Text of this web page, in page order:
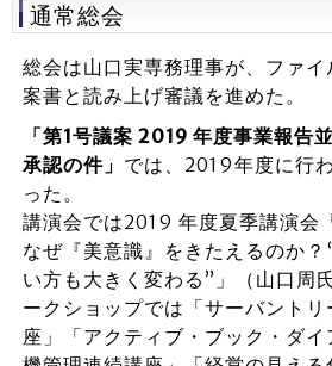
通常総会
総会は山口実専務理事が、ファ
案書と読み上げ審議を進めた。
「第1号議案 2019 年度事業報告
承認の件」 では、2019年度に行
った。
講演会では2019 年度夏季講演会
なぜ『美意識』をきたえるのか
い方も大きく変わる”」（山口周
ークショップでは「サーバント
座」「アクティブ・ブック・ダ